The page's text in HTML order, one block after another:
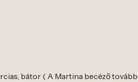
bátor ( A Martina becéző